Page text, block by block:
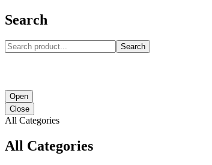
Search
Search
Open
Close
All Categories
All Categories